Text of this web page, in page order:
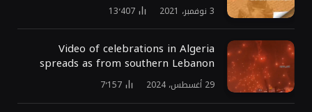
3 نوفمبر، 2021 13٬407
Video of celebrations in Algeria
spreads as from southern Lebanon
29 أغسطس، 2024 7٬157